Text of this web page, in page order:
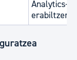
Analytics-ek
erabiltzen